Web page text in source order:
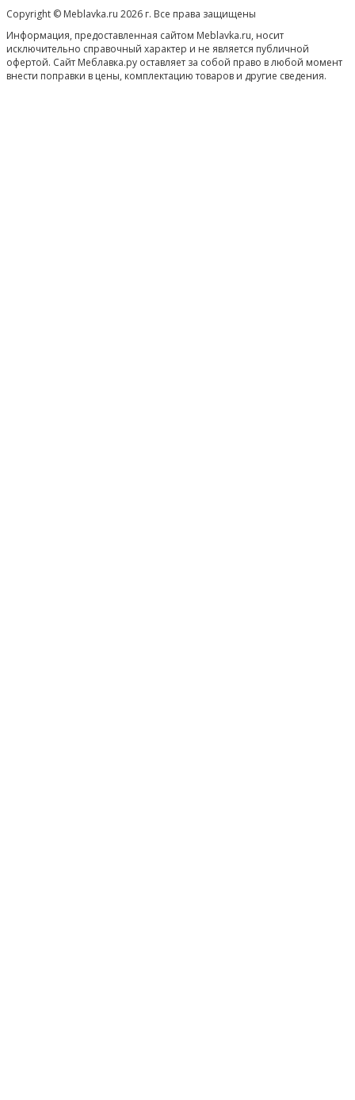
Copyright © Meblavka.ru 2026 г. Все права защищены
Информация, предоставленная сайтом Meblavka.ru, носит
исключительно справочный характер и не является публичной
офертой. Сайт Меблавка.ру оставляет за собой право в любой момент
внести поправки в цены, комплектацию товаров и другие сведения.